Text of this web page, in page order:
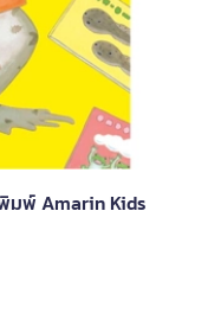
มพ์ Amarin Kids